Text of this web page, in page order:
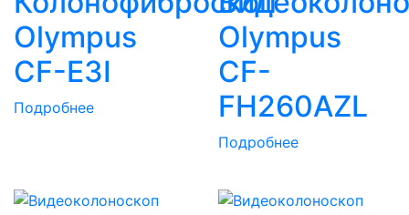
Olympus
CF-E3I
Подробнее
Olympus
CF-
FH260AZL
Подробнее